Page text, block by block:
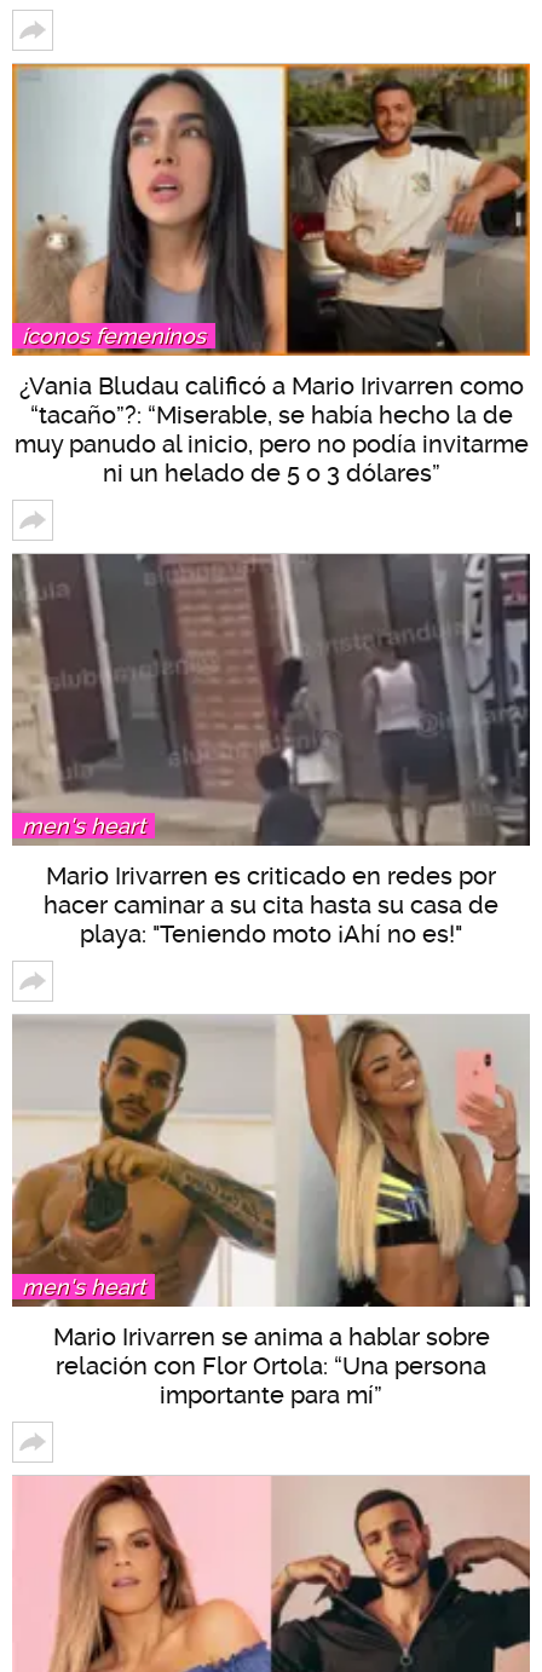
íconos femeninos
¿Vania Bludau calificó a Mario Irivarren como
“tacaño”?: “Miserable, se había hecho la de
muy panudo al inicio, pero no podía invitarme
ni un helado de 5 o 3 dólares”
men's heart
Mario Irivarren es criticado en redes por
hacer caminar a su cita hasta su casa de
playa: "Teniendo moto ¡Ahí no es!"
men's heart
Mario Irivarren se anima a hablar sobre
relación con Flor Ortola: “Una persona
importante para mí”